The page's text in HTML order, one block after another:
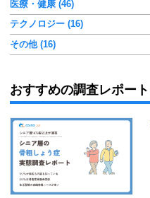
医療・健康 (46)
テクノロジー (16)
その他 (16)
おすすめの調査レポート